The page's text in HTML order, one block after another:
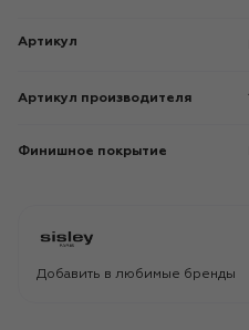
Артикул
Артикул производителя
Финишное покрытие
Добавить в любимые бренды